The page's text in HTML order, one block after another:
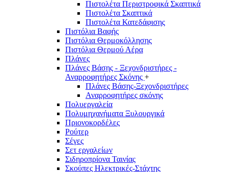
Πιστολέτα Περιστροφικά Σκαπτικά
Πιστολέτα Σκαπτικά
Πιστολέτα Κατεδάφισης
Πιστόλια Βαφής
Πιστόλια Θερμοκόλλησης
Πιστόλια Θερμού Αέρα
Πλάνες
Πλάνες Βάσης - Ξεχονδριστήρες -
Αναρροφητήρες Σκόνης +
Πλάνες Βάσης-Ξεχονδριστήρες
Αναρροφητήρες σκόνης
Πολυεργαλεία
Πολυμηχανήματα Ξυλουργικά
Πριονοκορδέλες
Ρούτερ
Σέγες
Σετ εργαλείων
Σιδηροπρίονα Ταινίας
Σκούπες Ηλεκτρικές-Στάχτης